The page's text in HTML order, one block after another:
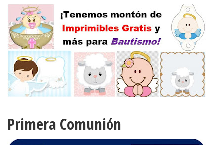
Primera Comunión